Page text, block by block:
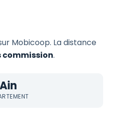
Mobicoop. La distance
commission.
Ain